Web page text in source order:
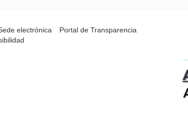
electrónica
Portal de Transparencia